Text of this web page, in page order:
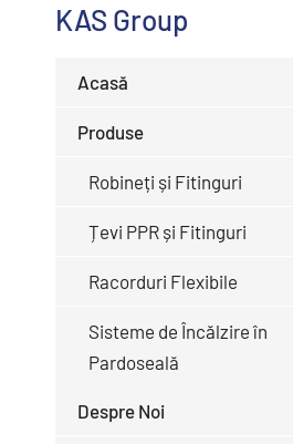
KAS Group
Acasă
Produse
Robineți și Fitinguri
Țevi PPR și Fitinguri
Racorduri Flexibile
Sisteme de Încălzire în
Pardoseală
Despre Noi